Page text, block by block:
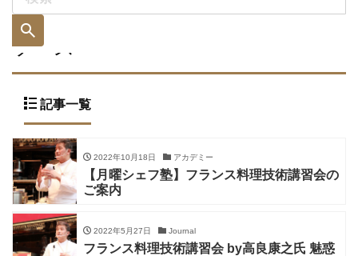
ソース
記事一覧
2022年10月18日 アカデミー
【月曜シェフ塾】フランス料理技術講習会の
ご案内
2022年5月27日 Journal
フランス料理技術講習会 by高良康之氏 魅惑